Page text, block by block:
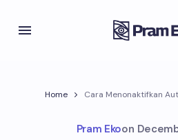
Home Cara Menonaktifkan
Pram Ekoon